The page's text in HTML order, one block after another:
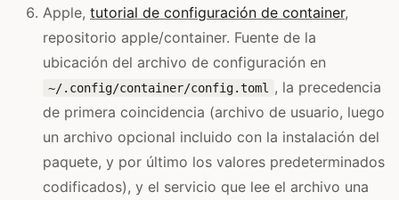
Apple, tutorial de configuración de container,
repositorio apple/container. Fuente de la
ubicación del archivo de configuración en
~/.config/container/config.toml , la precedencia
de primera coincidencia (archivo de usuario, luego
un archivo opcional incluido con la instalación del
paquete, y por último los valores predeterminados
codificados), y el servicio que lee el archivo una